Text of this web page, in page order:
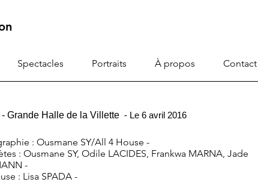
Spectacles Portraits À propos Contact
- Grande Halle de la Villette - Le 6 avril 2016
: Ousmane SY/All 4 House -
: Ousmane SY, Odile LACIDES, Frankwa MARNA, Jade
-
: Lisa SPADA -